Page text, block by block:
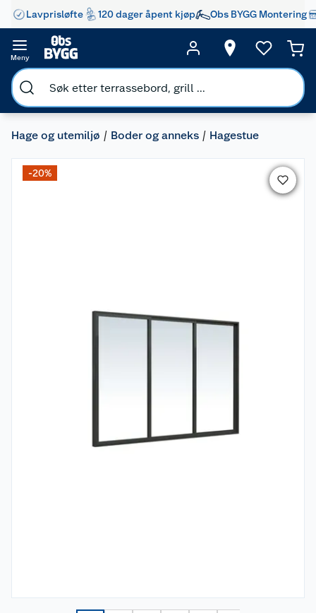
Lavprisløfte 120 dager åpent kjøp Obs BYGG Montering
Meny
Hage og utemiljø Boder og anneks Hagestue
-20%